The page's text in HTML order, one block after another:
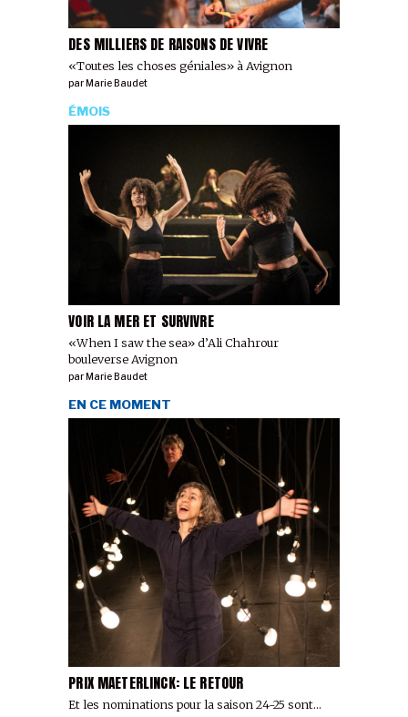
DES MILLIERS DE RAISONS DE VIVRE
«Toutes les choses géniales» à Avignon
parMarie Baudet
VOIR LA MER ET SURVIVRE
«When I saw the sea» d’Ali Chahrour
bouleverse Avignon
ÉMOIS
par Marie Baudet
PRIX MAETERLINCK: LE RETOUR
Et les nominations pour la saison 24-25 sont...
EN CE MOMENT